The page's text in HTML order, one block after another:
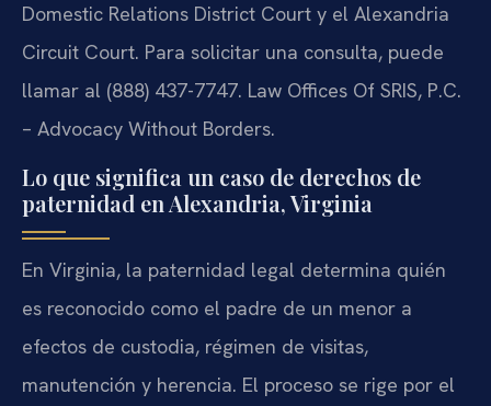
Domestic Relations District Court y el Alexandria
Circuit Court. Para solicitar una consulta, puede
llamar al (888) 437-7747. Law Offices Of SRIS, P.C.
– Advocacy Without Borders.
Lo que significa un caso de derechos de
paternidad en Alexandria, Virginia
En Virginia, la paternidad legal determina quién
es reconocido como el padre de un menor a
efectos de custodia, régimen de visitas,
manutención y herencia. El proceso se rige por el